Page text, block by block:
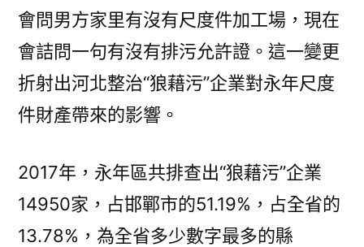
治
晉
陞
重
_
包
養
會問男方家里有沒有尺度件加工場，現在
會詰問一句有沒有排污允許證。這一變更
折射出河北整治“狼藉污”企業對永年尺度
件財產帶來的影響。
2017年，永年區共排查出“狼藉污”企業
14950家，占邯鄲市的51.19%，占全省的
13.78%，為全省多少數字最多的縣